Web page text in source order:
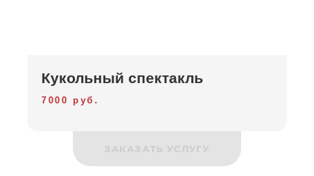
Кукольный спектакль
7000 руб.
ЗАКАЗАТЬ УСЛУГУ